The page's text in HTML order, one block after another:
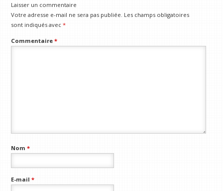
Laisser un commentaire
Votre adresse e-mail ne sera pas publiée. Les champs obligatoires
sont indiqués avec*
Commentaire*
Nom*
E-mail*